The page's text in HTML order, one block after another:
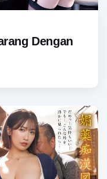
Dengan